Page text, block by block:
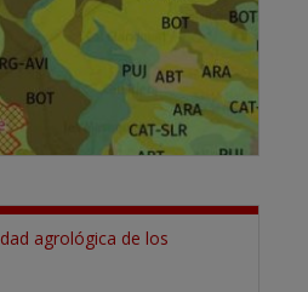
agrológica de los